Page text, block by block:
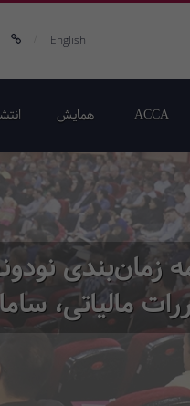
English
ACCA همایش‌
زمان‌بندی
مالیاتی،